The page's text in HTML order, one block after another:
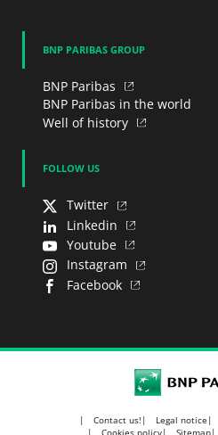
BNP PARIBAS GROUP
BNP Paribas
BNP Paribas in the world
Well of history
FOLLOW US
Twitter
Linkedin
Youtube
Instagram
Facebook
BNP Paribas
Contact us! Legal notice
Cookies policy
Sitemap